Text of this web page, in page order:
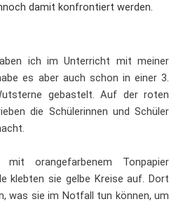
damit konfrontiert werden.
ich im Unterricht mit meiner
es aber auch schon in einer 3.
gebastelt. Auf der roten
die Schülerinnen und Schüler
orangefarbenem Tonpapier
klebten sie gelbe Kreise auf. Dort
was sie im Notfall tun können, um